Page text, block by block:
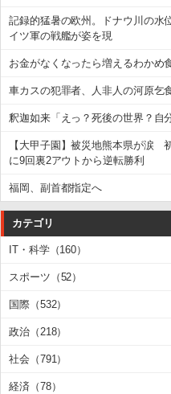
記録的猛暑の欧州。ドナウ川の水
イツ軍の戦艦が姿を現
お金がなくなったら増えるわかめ
車カスの犯罪者、人非人の河原乞
釈迦如来「えっ？死後の世界？自
【大甲子園】被災地熊本県が涙
に9回裏2アウトから逆転勝利
福岡、副首都指定へ
カテゴリ
IT・科学（160）
スポーツ（52）
国際（532）
政治（218）
社会（791）
経済（78）